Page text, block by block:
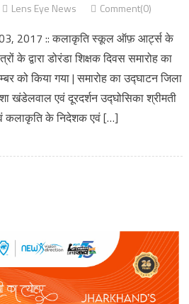
Lens Eye News Comment(0)
03, 2017 :: कलाकृति स्कूल ऑफ़ आर्ट्स के
के द्वारा डोरंडा शिक्षक दिवस समारोह का
को किया गया | समारोह का उद्घाटन जिला
खंडेलवाल एवं दूरदर्शन उद्घोसिका श्रीमती
एवं कलाकृति के निदेशक एवं […]